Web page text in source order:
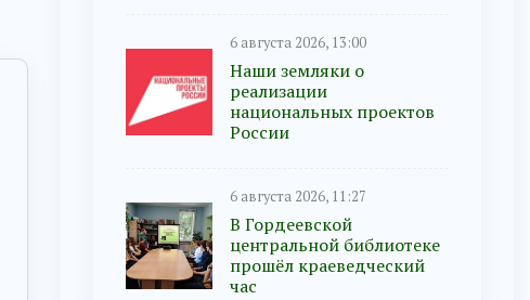
6 августа 2026, 13:00
Наши земляки о
реализации
национальных проектов
России
6 августа 2026, 11:27
В Гордеевской
центральной библиотеке
прошёл краеведческий
час